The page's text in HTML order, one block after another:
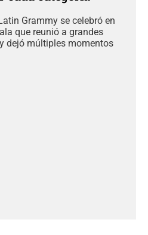
Grammy se celebró en
que reunió a grandes
dejó múltiples momentos